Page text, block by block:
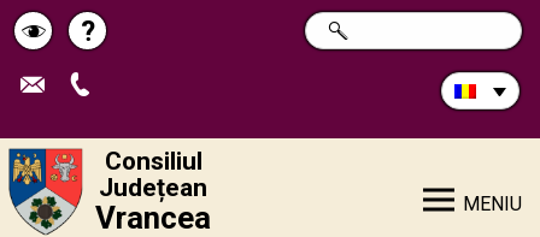
Schimbă
contrastul
Pagina
de
?
Caută
în
CAUTĂ
Consiliul
Județean
Vrancea MENIU